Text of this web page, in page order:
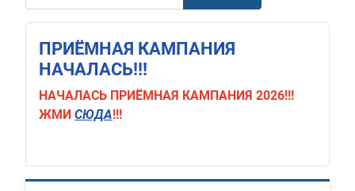
ПРИЁМНАЯ КАМПАНИЯ
НАЧАЛАСЬ!!!
НАЧАЛАСЬ ПРИЁМНАЯ КАМПАНИЯ 2026!!!
ЖМИ СЮДА!!!